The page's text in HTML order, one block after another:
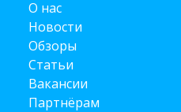
О нас
Новости
Обзоры
Статьи
Вакансии
Партнёрам